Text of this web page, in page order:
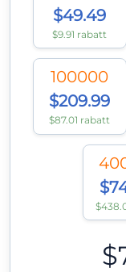
$49.49
$9.91 rabatt
100000
$209.99
$87.01 rabatt